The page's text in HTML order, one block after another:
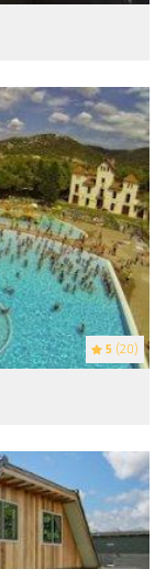
5 (20)